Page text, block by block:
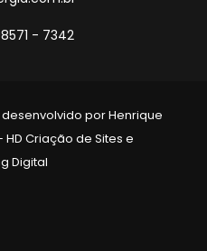
- 7342
por Henrique
HD Criação de Sites e
Digital